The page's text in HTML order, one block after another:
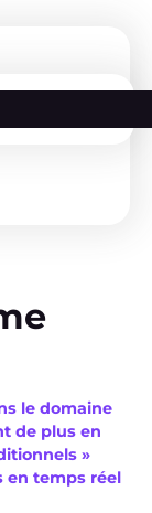
le domaine
de plus en
»
en temps réel